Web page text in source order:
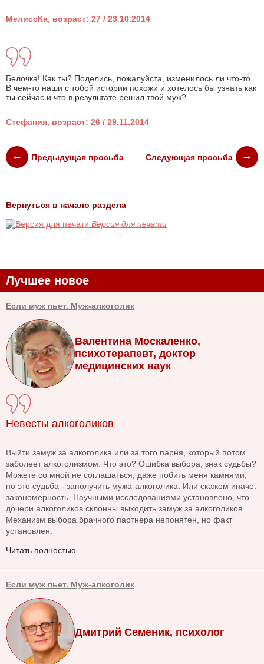
МелиссКа, возраст: 27 / 23.10.2014
Белочка! Как ты? Поделись, пожалуйста, изменилось ли что-то...
В чем-то наши с тобой истории похожи и хотелось бы узнать как
ты сейчас и что в результате решил твой муж?
Стефания, возраст: 26 / 29.11.2014
Предыдущая просьба Следующая просьба
Вернуться в начало раздела
Версия для печати
Лучшее новое
Если муж пьет. Муж-алкоголик
Валентина Москаленко,
психотерапевт, доктор
медицинских наук
Невесты алкоголиков
Выйти замуж за алкоголика или за того парня, который потом
заболеет алкоголизмом. Что это? Ошибка выбора, знак судьбы?
Можете со мной не соглашаться, даже побить меня камнями,
но это судьба - заполучить мужа-алкоголика. Или скажем иначе:
закономерность. Научными исследованиями установлено, что
дочери алкоголиков склонны выходить замуж за алкоголиков.
Механизм выбора брачного партнера непонятен, но факт
установлен.
Читать полностью
Если муж пьет. Муж-алкоголик
Дмитрий Семеник, психолог